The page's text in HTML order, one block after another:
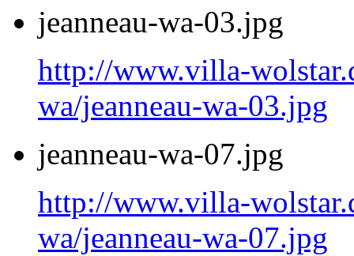
jeanneau-wa-03.jpg
http://www.villa-
wa/jeanneau-wa-03.jpg
jeanneau-wa-07.jpg
http://www.villa-
wa/jeanneau-wa-07.jpg